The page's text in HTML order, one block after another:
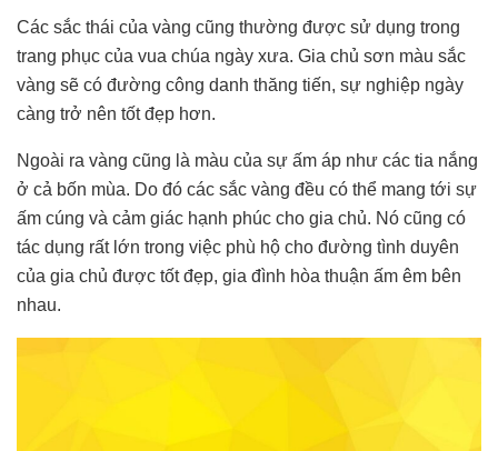
Các sắc thái của vàng cũng thường được sử dụng trong
trang phục của vua chúa ngày xưa. Gia chủ sơn màu sắc
vàng sẽ có đường công danh thăng tiến, sự nghiệp ngày
càng trở nên tốt đẹp hơn.
Ngoài ra vàng cũng là màu của sự ấm áp như các tia nắng
ở cả bốn mùa. Do đó các sắc vàng đều có thể mang tới sự
ấm cúng và cảm giác hạnh phúc cho gia chủ. Nó cũng có
tác dụng rất lớn trong việc phù hộ cho đường tình duyên
của gia chủ được tốt đẹp, gia đình hòa thuận ấm êm bên
nhau.